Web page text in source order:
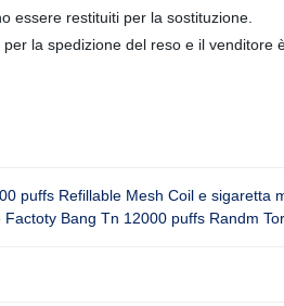
essere restituiti per la sostituzione.
la spedizione del reso e il
puffs Refillable Mesh Coil e sigaretta
Factoty Bang Tn 12000 puffs Randm